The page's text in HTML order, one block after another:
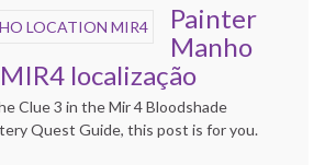
Painter
Manho
localização
Clue 3 in the Mir 4 Bloodshade
Quest Guide, this post is for you.